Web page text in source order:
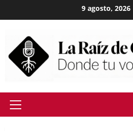
to
9 agosto, 2026
Primary